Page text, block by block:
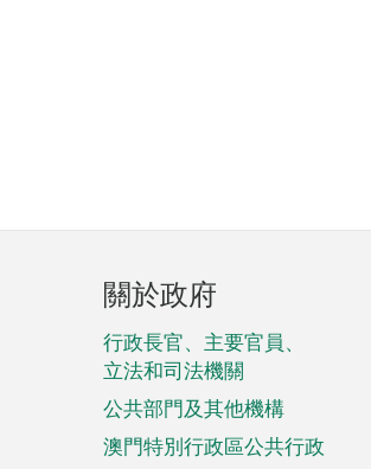
頁
腳
菜
單
關於政府
行政長官、主要官員、
立法和司法機關
公共部門及其他機構
澳門特別行政區公共行政